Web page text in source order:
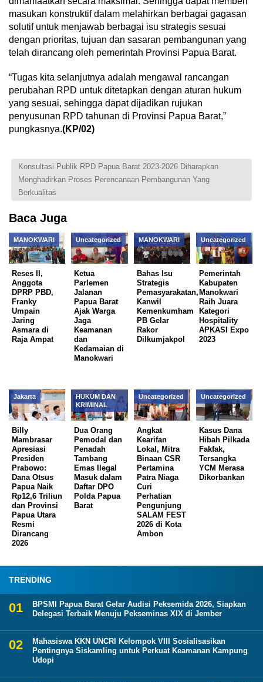
masukan konstruktif dalam melahirkan berbagai gagasan
solutif untuk menjawab berbagai isu strategis sesuai
dengan prioritas, tujuan dan sasaran pembangunan yang
telah dirancang oleh pemerintah Provinsi Papua Barat.
“Tugas kita selanjutnya adalah mengawal rancangan
perubahan RPD untuk ditetapkan dengan aturan hukum
yang sesuai, sehingga dapat dijadikan rujukan
penyusunan RPD tahunan di Provinsi Papua Barat,”
pungkasnya.(KP/02)
Konsultasi Publik RPD Papua Barat 2023-2026 Diharapkan
Menghadirkan Proses Perencanaan Pembangunan Yang
Berkualitas
Baca Juga
MANOKWARI
Reses II,
Anggota
DPRP PBD,
Franky
Umpain
Jaring
Asmara di
Raja Ampat
Uncategorized
Ketua
Parlemen
Jalanan
Papua Barat
Ajak Warga
Jaga
Keamanan
dan
Kedamaian di
Manokwari
MANOKWARI
Bahas Isu
Strategis
Pemasyarakatan,
Kanwil
Kemenkumham
PB Gelar
Rakor
Dilkumjakpol
Uncategorized
Pemerintah
Kabupaten
Manokwari
Raih Juara
Kategori
Hospitality
APKASI Expo
2023
Jakarta
Billy
Mambrasar
Apresiasi
Presiden
Prabowo:
Dana Otsus
Papua Naik
Rp12,6 Triliun
dan Provinsi
Papua Utara
Resmi
Dirancang
2026
HUKUM DAN
KRIMINAL
Dua Orang
Pemodal dan
Penadah
Tambang
Emas Ilegal
Masuk dalam
Daftar DPO
Polda Papua
Barat
Uncategorized
Angkat
Kearifan
Lokal, Mitra
Binaan CSR
Pertamina
Patra Niaga
Curi
Perhatian
Pengunjung
SALAM FEST
2026 di Kota
Ambon
Uncategorized
Kasus Dana
Hibah Pilkada
Fakfak,
Tersangka
YCM Merasa
Dikorbankan
TRENDING
BPSMI Papua Barat Gelar Audisi Peksemida 2026, Siapkan
Delegasi Terbaik Menuju Pekseminas XIX di Jember
Mahasiswa KKN UNCRI Kelompok VIII Sosialisasikan
Pentingnya Siskamling untuk Perkuat Keamanan Kampung
Udopi